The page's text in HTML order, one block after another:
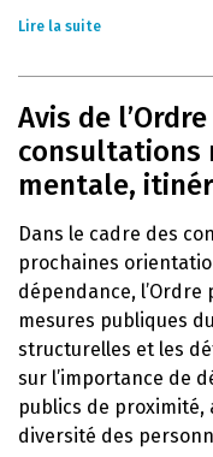
Lire la suite
Avis de
consultations
mentale,
Dans le cadre des
prochaines
dépendance,
mesures publiques
structurelles et les
sur l’importance de
publics de proximité,
diversité des